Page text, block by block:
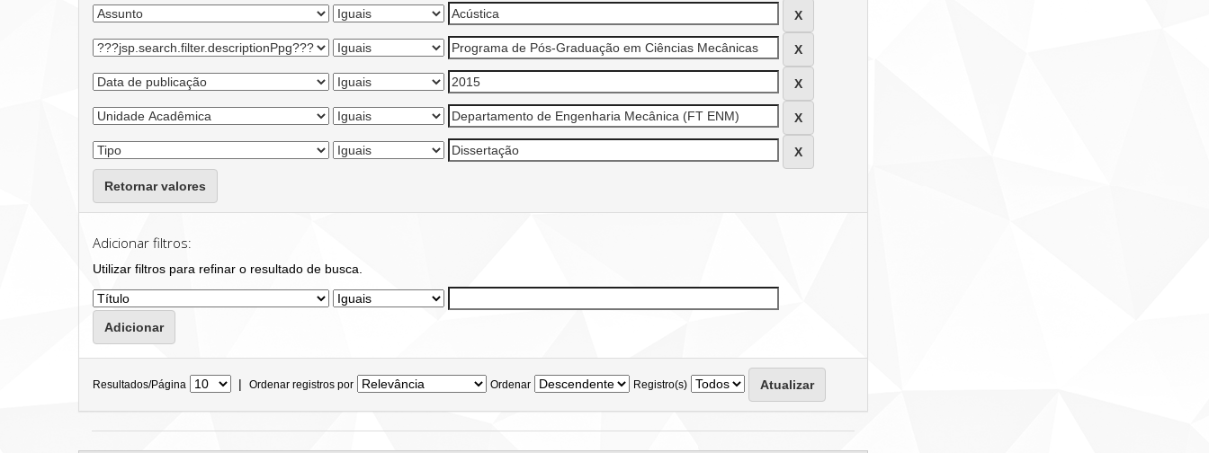
Retornar valores
Adicionar filtros:
Utilizar filtros para refinar o resultado de busca.
Resultados/Página | Ordenar registros por Ordenar Registro(s)